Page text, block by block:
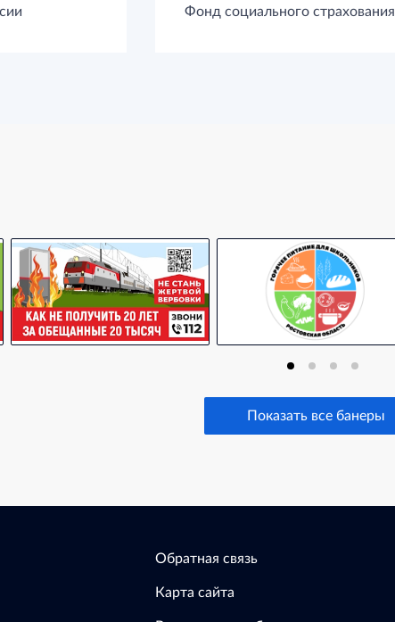
Фонд социального страхования
Показать все банеры
Обратная связь
Карта сайта